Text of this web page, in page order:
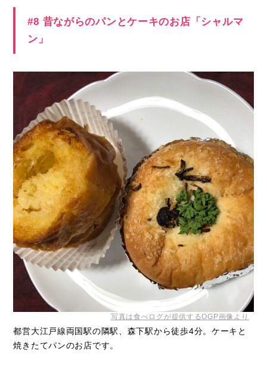
#8 昔ながらのパンとケーキのお店「シャルマ
ン」
写真は食べログが提供するOGP画像より
都営大江戸線両国駅の隣駅、森下駅から徒歩4分。ケーキと
焼きたてパンのお店です。